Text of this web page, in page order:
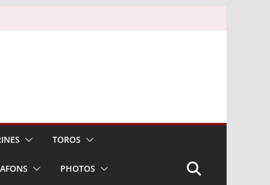
TOROS
PHOTOS